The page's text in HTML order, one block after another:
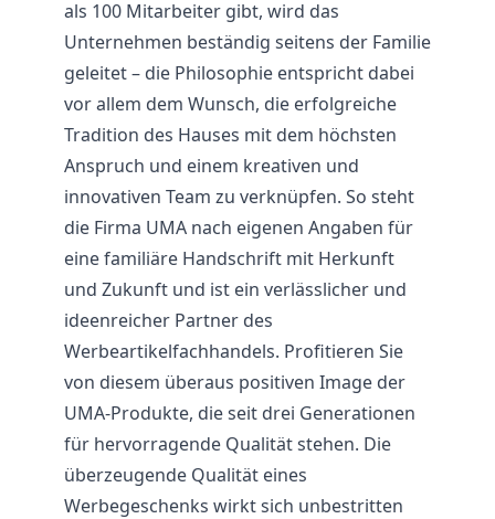
als 100 Mitarbeiter gibt, wird das
Unternehmen beständig seitens der Familie
geleitet – die Philosophie entspricht dabei
vor allem dem Wunsch, die erfolgreiche
Tradition des Hauses mit dem höchsten
Anspruch und einem kreativen und
innovativen Team zu verknüpfen. So steht
die Firma UMA nach eigenen Angaben für
eine familiäre Handschrift mit Herkunft
und Zukunft und ist ein verlässlicher und
ideenreicher Partner des
Werbeartikelfachhandels. Profitieren Sie
von diesem überaus positiven Image der
UMA-Produkte, die seit drei Generationen
für hervorragende Qualität stehen. Die
überzeugende Qualität eines
Werbegeschenks wirkt sich unbestritten